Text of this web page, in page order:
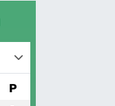
P